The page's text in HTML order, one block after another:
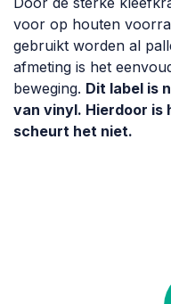
voor op houten
gebruikt worden al
afmeting is het
beweging. Dit label is
van vinyl. Hierdoor is
scheurt het niet.